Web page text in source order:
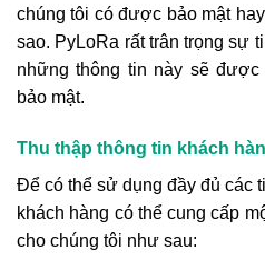
chúng tôi có được bảo mật
sao. PyLoRa rất trân trọng sự
những thông tin này sẽ
bảo mật.
Thu thập thông tin khách
Để có thể sử dụng đầy đủ các
khách hàng có thể cung cấp
cho chúng tôi như sau: